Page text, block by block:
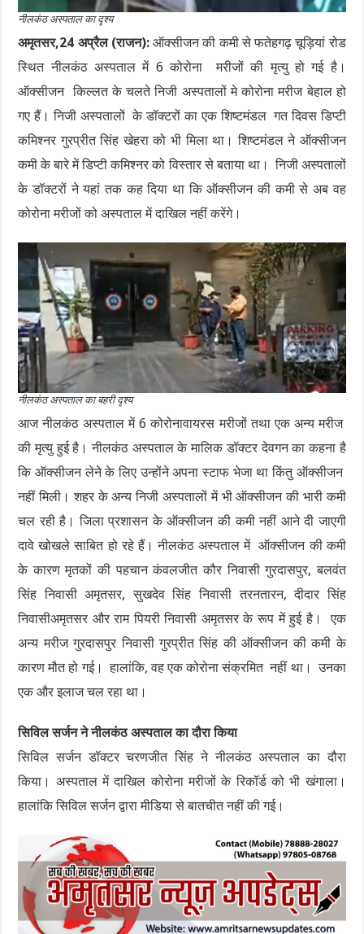
नीलकंठ अस्पताल का दृश्य
अमृतसर,24 अप्रैल (राजन):ऑक्सीजन की कमी से फतेहगढ़ चूड़ियां रोड
स्थित नीलकंठ अस्पताल में 6 कोरोना मरीजों की मृत्यु हो गई है।
ऑक्सीजन किल्लत के चलते निजी अस्पतालों मे कोरोना मरीज बेहाल हो
गए हैं। निजी अस्पतालों के डॉक्टरों का एक शिष्टमंडल गत दिवस डिप्टी
कमिश्नर गुरप्रीत सिंह खेहरा को भी मिला था। शिष्टमंडल ने ऑक्सीजन
कमी के बारे में डिप्टी कमिश्नर को विस्तार से बताया था। निजी अस्पतालों
के डॉक्टरों ने यहां तक कह दिया था कि ऑक्सीजन की कमी से अब वह
कोरोना मरीजों को अस्पताल में दाखिल नहीं करेंगे।
नीलकंठ अस्पताल का बहरी दृश्य
आज नीलकंठ अस्पताल में 6 कोरोनावायरस मरीजों तथा एक अन्य मरीज
की मृत्यु हुई है। नीलकंठ अस्पताल के मालिक डॉक्टर देवगन का कहना है
कि ऑक्सीजन लेने के लिए उन्होंने अपना स्टाफ भेजा था किंतु ऑक्सीजन
नहीं मिली। शहर के अन्य निजी अस्पतालों में भी ऑक्सीजन की भारी कमी
चल रही है। जिला प्रशासन के ऑक्सीजन की कमी नहीं आने दी जाएगी
दावे खोखले साबित हो रहे हैं। नीलकंठ अस्पताल में ऑक्सीजन की कमी
के कारण मृतकों की पहचान कंवलजीत कौर निवासी गुरदासपुर, बलवंत
सिंह निवासी अमृतसर, सुखदेव सिंह निवासी तरनतारन, दीदार सिंह
निवासीअमृतसर और राम पियरी निवासी अमृतसर के रूप में हुई है। एक
अन्य मरीज गुरदासपुर निवासी गुरप्रीत सिंह की ऑक्सीजन की कमी के
कारण मौत हो गई। हालांकि, वह एक कोरोना संक्रमित नहीं था। उनका
एक और इलाज चल रहा था।
सिविल सर्जन ने नीलकंठ अस्पताल का दौरा किया
सिविल सर्जन डॉक्टर चरणजीत सिंह ने नीलकंठ अस्पताल का दौरा
किया। अस्पताल में दाखिल कोरोना मरीजों के रिकॉर्ड को भी खंगाला।
हालांकि सिविल सर्जन द्वारा मीडिया से बातचीत नहीं की गई।